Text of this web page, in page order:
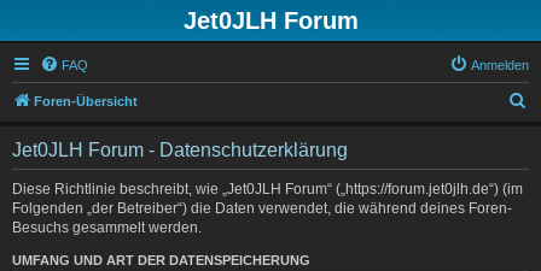
Jet0JLH Forum
FAQ Anmelden
Foren-Übersicht
Jet0JLH Forum - Datenschutzerklärung
Diese Richtlinie beschreibt, wie „Jet0JLH Forum“ („https://forum.jet0jlh.de“) (im
Folgenden „der Betreiber“) die Daten verwendet, die während deines Foren-
Besuchs gesammelt werden.
UMFANG UND ART DER DATENSPEICHERUNG